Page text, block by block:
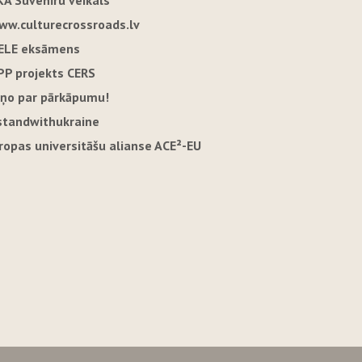
eksāmens
projekts CERS
par pārkāpumu!
universitāšu alianse ACE²-EU